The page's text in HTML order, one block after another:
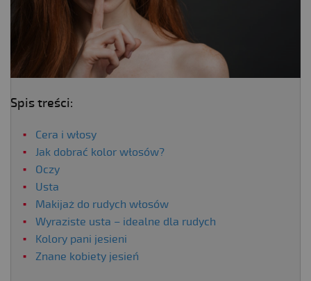
Spis treści:
Cera i włosy
Jak dobrać kolor włosów?
Oczy
Usta
Makijaż do rudych włosów
Wyraziste usta – idealne dla rudych
Kolory pani jesieni
Znane kobiety jesień